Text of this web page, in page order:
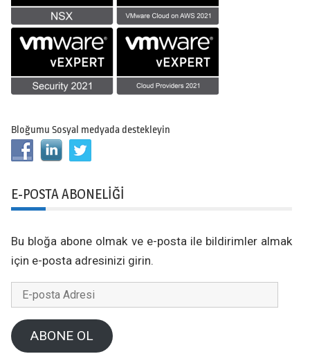
Bloğumu Sosyal medyada destekleyin
E-POSTA ABONELIĞI
Bu bloğa abone olmak ve e-posta ile bildirimler almak
için e-posta adresinizi girin.
posta
AdresiABONE OL